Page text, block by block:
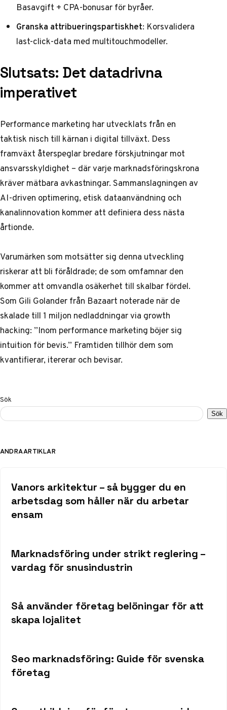
Basavgift + CPA-bonusar för byråer.
Granska attribueringspartiskhet: Korsvalidera
last-click-data med multitouchmodeller.
Slutsats: Det datadrivna
imperativet
Performance marketing har utvecklats från en
taktisk nisch till kärnan i digital tillväxt. Dess
framväxt återspeglar bredare förskjutningar mot
ansvarsskyldighet – där varje marknadsföringskrona
kräver mätbara avkastningar. Sammanslagningen av
AI-driven optimering, etisk dataanvändning och
kanalinnovation kommer att definiera dess nästa
årtionde.
Varumärken som motsätter sig denna utveckling
riskerar att bli föråldrade; de som omfamnar den
kommer att omvandla osäkerhet till skalbar fördel.
Som Gili Golander från Bazaart noterade när de
skalade till 1 miljon nedladdningar via growth
hacking: ”Inom performance marketing böjer sig
intuition för bevis.” Framtiden tillhör dem som
kvantifierar, itererar och bevisar.
Sök
Sök
ANDRA ARTIKLAR
Vanors arkitektur – så bygger du en
arbetsdag som håller när du arbetar
ensam
Marknadsföring under strikt reglering –
vardag för snusindustrin
Så använder företag belöningar för att
skapa lojalitet
Seo marknadsföring: Guide för svenska
företag